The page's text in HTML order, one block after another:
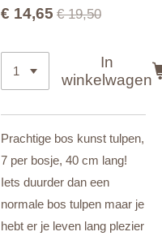
€ 14,65 € 19,50
In
winkelwagen
Prachtige bos kunst tulpen,
7 per bosje, 40 cm lang!
Iets duurder dan een
normale bos tulpen maar je
hebt er je leven lang plezier